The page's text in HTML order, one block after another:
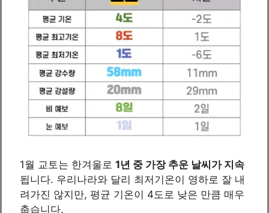
1월 교토는 한겨울로 1년 중 가장 추운 날씨가 지속
됩니다. 우리나라와 달리 최저기온이 영하로 잘 내
려가진 않지만, 평균 기온이 4도로 낮은 만큼 매우
춥습니다.